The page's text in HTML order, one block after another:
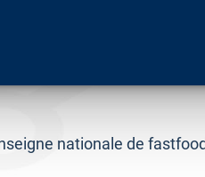
nationale de